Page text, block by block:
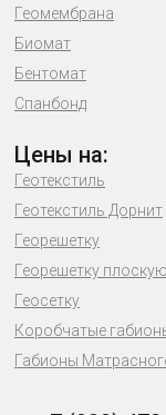
Геомембрана
Биомат
Бентомат
Спанбонд
Цены на:
Геотекстиль
Геотекстиль Дорнит
Георешетку
Георешетку плоскую
Геосетку
Коробчатые
Габионы